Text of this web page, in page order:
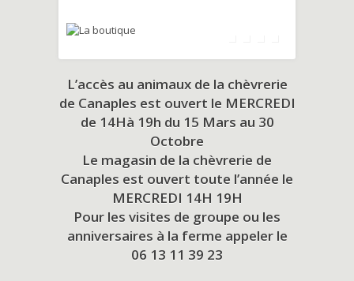
L’accès au animaux de la chèvrerie
de Canaples est ouvert le MERCREDI
de 14Hà 19h du 15 Mars au 30
Octobre
Le magasin de la chèvrerie de
Canaples est ouvert toute l’année le
MERCREDI 14H 19H
Pour les visites de groupe ou les
anniversaires à la ferme appeler le
06 13 11 39 23